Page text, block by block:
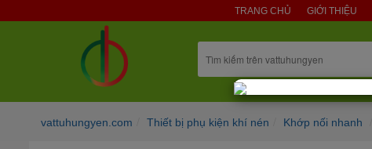
TRANG CHỦ GIỚI THIỆU
vattuhungyen.com Thiết bị phụ kiện khí nén Khớp nối nhanh